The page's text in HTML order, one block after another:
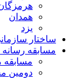
همدان
یزد
ساختار
مسابقه رسانه
مسابقه
دومین